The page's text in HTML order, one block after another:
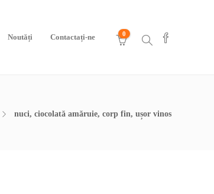
Noutăți Contactați-ne 0
nuci, ciocolată amăruie, corp fin, ușor vinos